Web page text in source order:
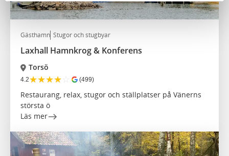
Gästhamn Stugor och stugbyar
Laxhall Hamnkrog & Konferens
Torsö
4.2★★★★☆ (499)
Restaurang, relax, stugor och ställplatser på Vänerns
största ö
Läs mer